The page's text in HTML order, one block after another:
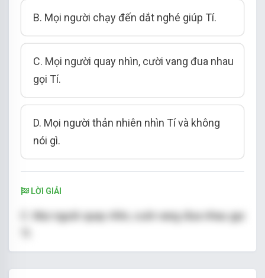
B. Mọi người chạy đến dắt nghé giúp Tí.
C. Mọi người quay nhìn, cười vang đua nhau
gọi Tí.
D. Mọi người thản nhiên nhìn Tí và không
nói gì.
LỜI GIẢI
Mọi người quay nhìn, cười vang đua nhau gọi